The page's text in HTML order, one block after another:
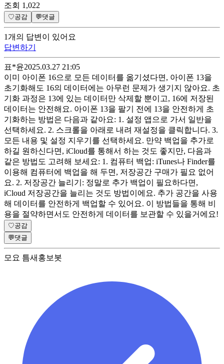
조회 1,022
♡공감 💬댓글
1개 의 답변이 있어요
답변하기
표*윤2025.03.27 21:05
이미 아이폰 16으로 모든 데이터를 옮기셨다면, 아이폰 13을
초기화해도 16의 데이터에는 아무런 문제가 생기지 않아요. 초
기화 과정은 13에 있는 데이터만 삭제할 뿐이고, 16에 저장된
데이터는 안전해요. 아이폰 13을 팔기 전에 13을 안전하게 초
기화하는 방법은 다음과 같아요: 1. 설정 앱으로 가서 일반을
선택하세요. 2. 스크롤을 아래로 내려 재설정을 클릭합니다. 3.
모든 내용 및 설정 지우기를 선택하세요. 만약 백업을 추가로
하길 원하신다면, iCloud를 통해서 하는 것도 좋지만, 다음과
같은 방법도 고려해 보세요: 1. 컴퓨터 백업: iTunes나 Finder를
이용해 컴퓨터에 백업을 해 두면, 저장공간 구매가 필요 없어
요. 2. 저장공간 늘리기: 정말로 추가 백업이 필요하다면,
iCloud 저장공간을 늘리는 것도 방법이에요. 추가 공간을 사용
해 데이터를 안전하게 백업할 수 있어요. 이 방법들을 통해 비
용을 절약하면서도 안전하게 데이터를 보관할 수 있을거에요!
♡공감
💬댓글
모요 틈새홍보봇